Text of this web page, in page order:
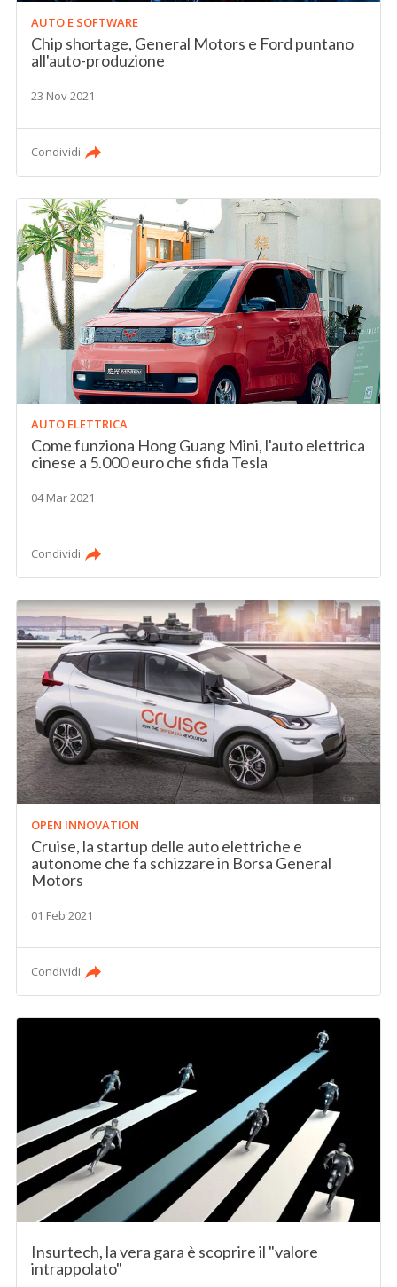
AUTO E SOFTWARE
Chip shortage, General Motors e Ford puntano
all'auto-produzione
23 Nov 2021
Condividi
AUTO ELETTRICA
Come funziona Hong Guang Mini, l'auto elettrica
cinese a 5.000 euro che sfida Tesla
04 Mar 2021
Condividi
OPEN INNOVATION
Cruise, la startup delle auto elettriche e
autonome che fa schizzare in Borsa General
Motors
01 Feb 2021
Condividi
Insurtech, la vera gara è scoprire il "valore
intrappolato"